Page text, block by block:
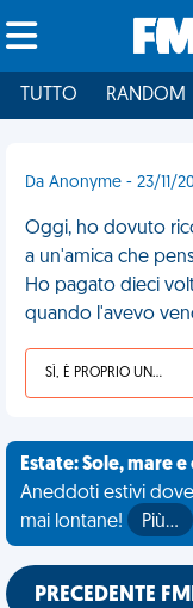
TUTTO RANDOM
Da Anonyme - 23/11/
Oggi, ho dovuto
a un'amica che
Ho pagato dieci
quando l'avevo
SÌ, È PROPRIO UNA VDM!
Estate: Sole, mare
Aneddoti estivi
mai lontane!
Più…
PRECEDENTE